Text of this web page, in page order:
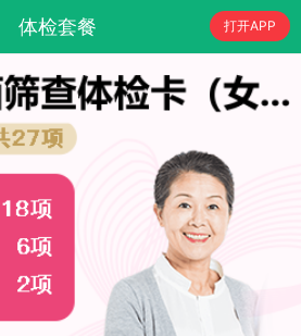
体检套餐 打开APP